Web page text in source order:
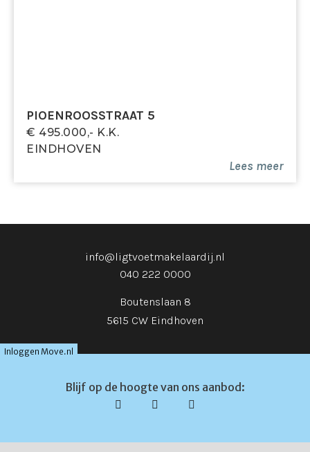
PIOENROOSSTRAAT 5
€ 495.000,- K.k.
EINDHOVEN
Lees meer
info@ligtvoetmakelaardij.nl
040 222 0000
Boutenslaan 8
5615 CW Eindhoven
Blijf op de hoogte van ons aanbod:
Inloggen Move.nl